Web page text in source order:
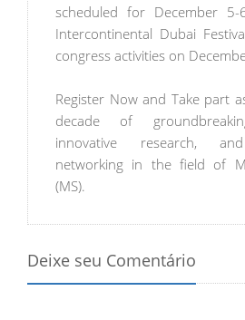
scheduled for December
Intercontinental Dubai
congress activities on
Register Now and Take part
decade of
innovative research,
networking in the field of
(MS).
Deixe seu Comentário